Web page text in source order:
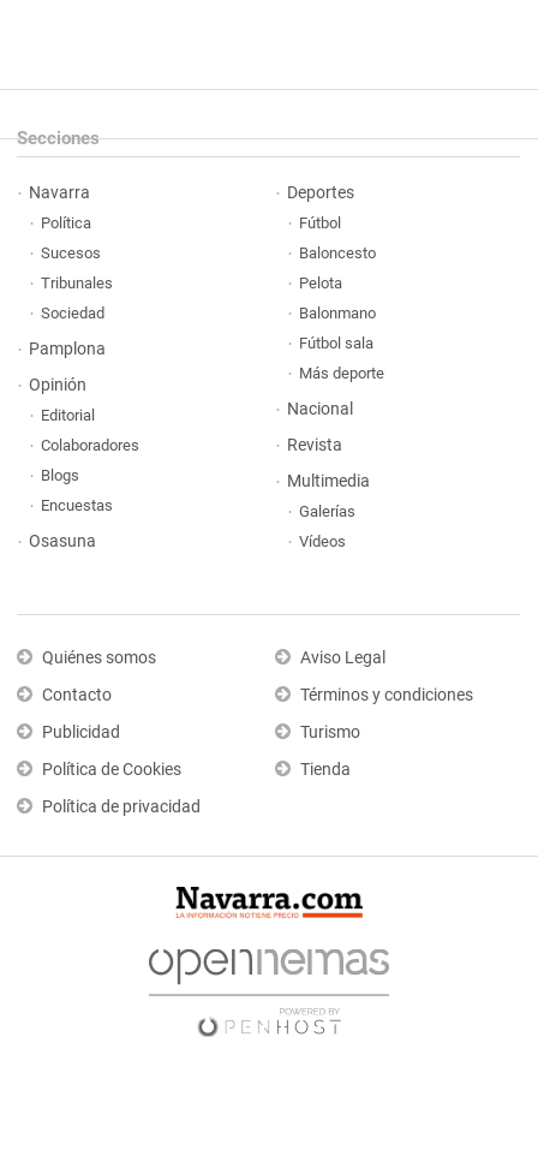
Secciones
Navarra
Política
Sucesos
Tribunales
Sociedad
Pamplona
Opinión
Editorial
Colaboradores
Blogs
Encuestas
Osasuna
Deportes
Fútbol
Baloncesto
Pelota
Balonmano
Fútbol sala
Más deporte
Nacional
Revista
Multimedia
Galerías
Vídeos
Quiénes somos
Contacto
Publicidad
Política de Cookies
Política de privacidad
Aviso Legal
Términos y condiciones
Turismo
Tienda